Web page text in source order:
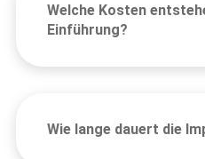
Welche Kosten
Einführung?
Wie lange dauert die